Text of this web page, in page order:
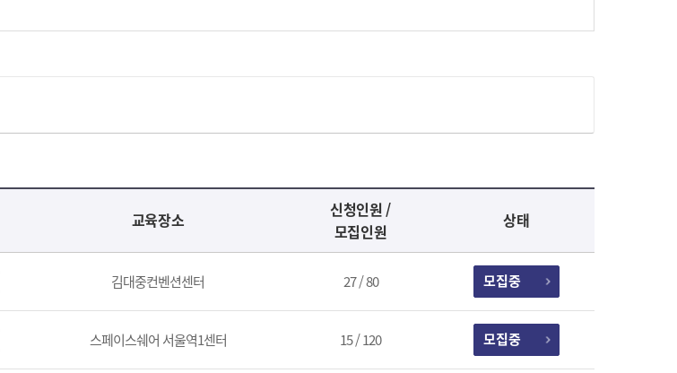
교육장소
신청인원 /
모집인원
상태
김대중컨벤션센터 27 / 80 모집중
스페이스쉐어 서울역1센터 15 / 120 모집중